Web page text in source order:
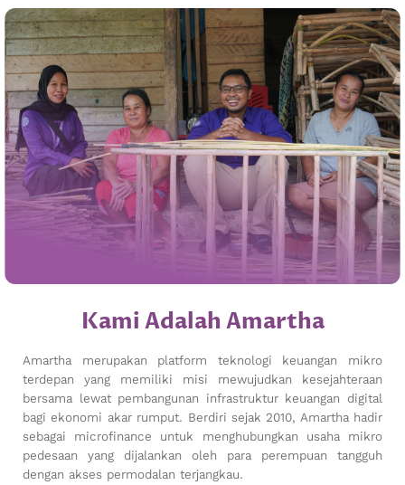
Kami Adalah Amartha
Amartha merupakan platform teknologi keuangan mikro
terdepan yang memiliki misi mewujudkan kesejahteraan
bersama lewat pembangunan infrastruktur keuangan digital
bagi ekonomi akar rumput. Berdiri sejak 2010, Amartha hadir
sebagai microfinance untuk menghubungkan usaha mikro
pedesaan yang dijalankan oleh para perempuan tangguh
dengan akses permodalan terjangkau.